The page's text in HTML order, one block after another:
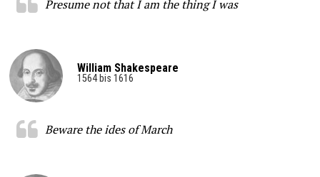
Presume not that I am the thing I was
William Shakespeare
1564 bis 1616
Beware the ides of March